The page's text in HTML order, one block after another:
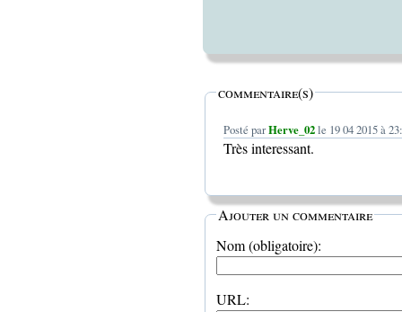
commentaire(s)
Posté parHerve_02le 19 04 2015 à
Très interessant.
Ajouter un commentaire
Nom (obligatoire):
URL: